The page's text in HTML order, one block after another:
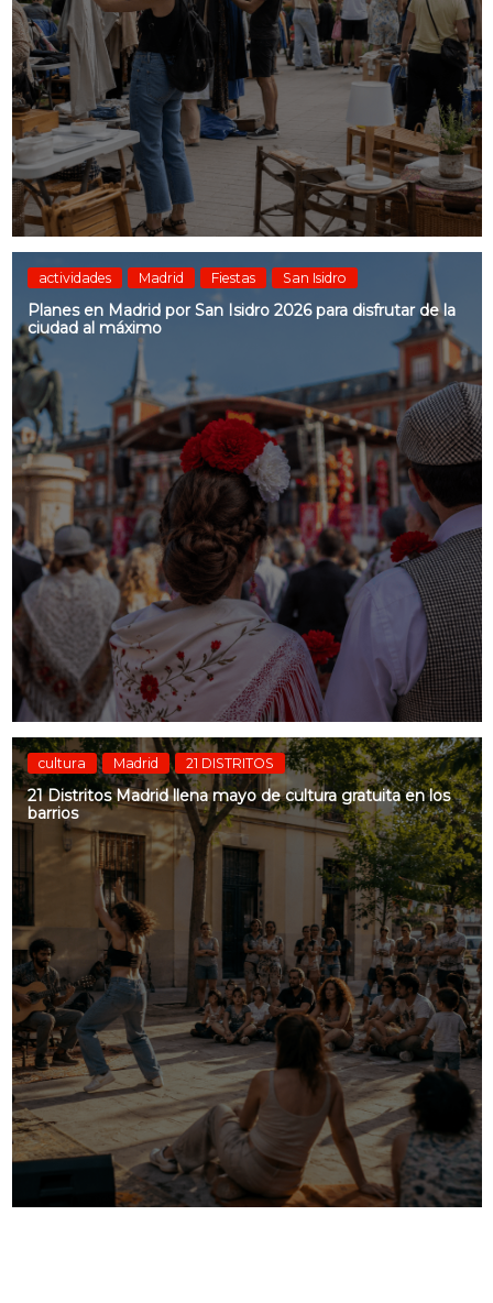
actividades Madrid Fiestas San Isidro
Planes en Madrid por San Isidro 2026 para disfrutar de la
ciudad al máximo
cultura Madrid 21 DISTRITOS
21 Distritos Madrid llena mayo de cultura gratuita en los
barrios